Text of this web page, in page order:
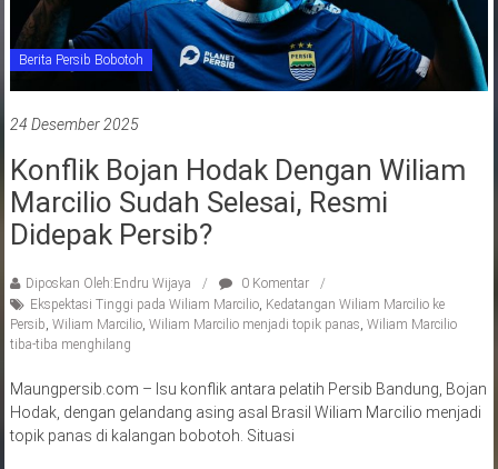
Berita Persib Bobotoh
24 Desember 2025
Konflik Bojan Hodak Dengan Wiliam
Marcilio Sudah Selesai, Resmi
Didepak Persib?
Diposkan Oleh:Endru Wijaya
0 Komentar
Ekspektasi Tinggi pada Wiliam Marcilio, Kedatangan Wiliam Marcilio ke
Persib Wiliam Marcilio, Wiliam Marcilio menjadi topik panas Wiliam Marcilio
tiba-tiba menghilang
Maungpersib.com – Isu konflik antara pelatih Persib Bandung, Bojan
Hodak, dengan gelandang asing asal Brasil Wiliam Marcilio menjadi
topik panas di kalangan bobotoh. Situasi